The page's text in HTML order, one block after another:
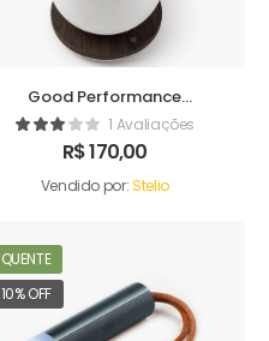
Good Performance
Humidifer1 Avaliações
R$170,00
Vendido por:Stelio
QUENTE
10% OFF